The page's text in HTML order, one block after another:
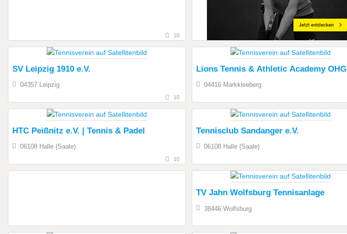
10
SV Leipzig 1910 e.V.
04357 Leipzig
10
Lions Tennis & Athletic Academy OHG
04416 Markkleeberg
HTC Peißnitz e.V. | Tennis & Padel
06108 Halle (Saale)
10
Tennisclub Sandanger e.V.
06108 Halle (Saale)
TV Jahn Wolfsburg Tennisanlage
38446 Wolfsburg